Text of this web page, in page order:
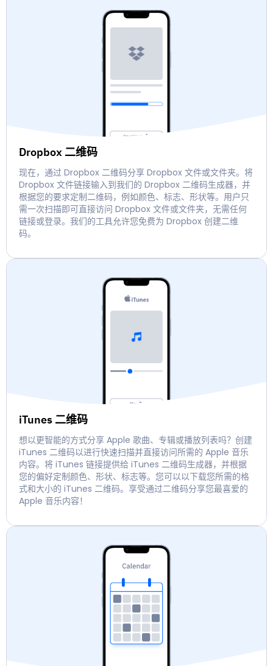
Dropbox 二维码
现在，通过 Dropbox 二维码分享 Dropbox 文件或文件夹。将
Dropbox 文件链接输入到我们的 Dropbox 二维码生成器，并
根据您的要求定制二维码，例如颜色、标志、形状等。用户只
需一次扫描即可直接访问 Dropbox 文件或文件夹，无需任何
链接或登录。我们的工具允许您免费为 Dropbox 创建二维
码。
iTunes 二维码
想以更智能的方式分享 Apple 歌曲、专辑或播放列表吗？创建
iTunes 二维码以进行快速扫描并直接访问所需的 Apple 音乐
内容。将 iTunes 链接提供给 iTunes 二维码生成器，并根据
您的偏好定制颜色、形状、标志等。您可以以下载您所需的格
式和大小的 iTunes 二维码。享受通过二维码分享您最喜爱的
Apple 音乐内容！